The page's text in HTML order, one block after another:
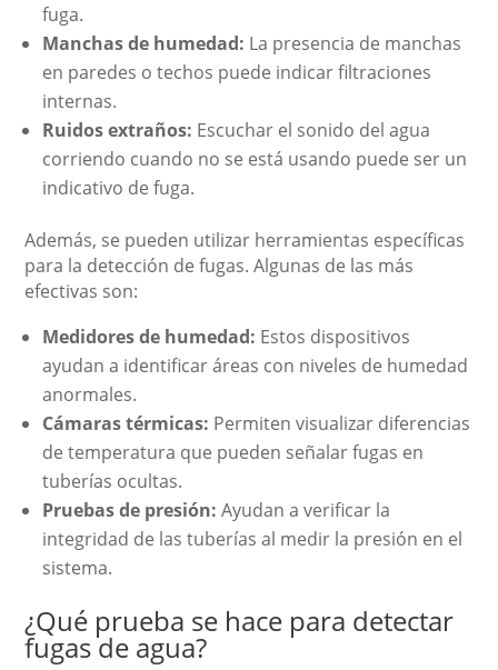
fuga.
Manchas de humedad: La presencia de manchas
en paredes o techos puede indicar filtraciones
internas.
Ruidos extraños: Escuchar el sonido del agua
corriendo cuando no se está usando puede ser un
indicativo de fuga.
Además, se pueden utilizar herramientas específicas
para la detección de fugas. Algunas de las más
efectivas son:
Medidores de humedad: Estos dispositivos
ayudan a identificar áreas con niveles de humedad
anormales.
Cámaras térmicas: Permiten visualizar diferencias
de temperatura que pueden señalar fugas en
tuberías ocultas.
Pruebas de presión: Ayudan a verificar la
integridad de las tuberías al medir la presión en el
sistema.
¿Qué prueba se hace para detectar
fugas de agua?